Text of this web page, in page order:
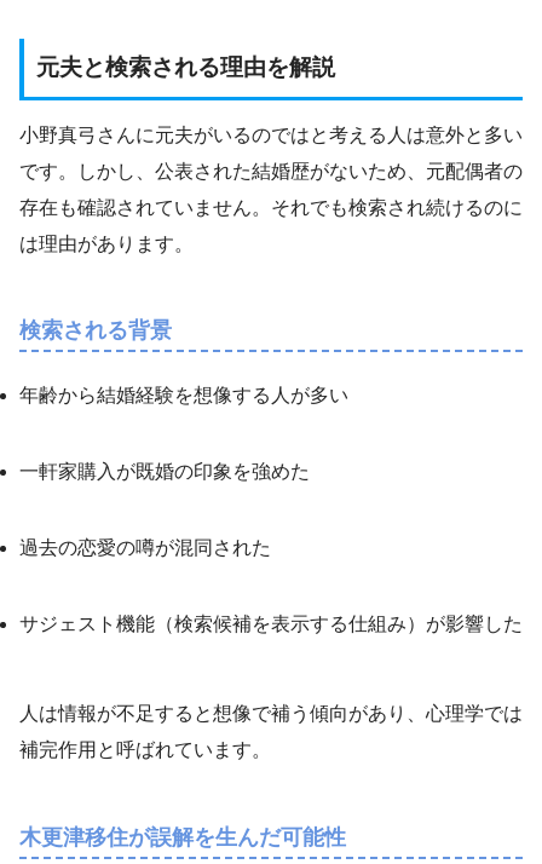
元夫と検索される理由を解説
小野真弓さんに元夫がいるのではと考える人は意外と多い
です。しかし、公表された結婚歴がないため、元配偶者の
存在も確認されていません。それでも検索され続けるのに
は理由があります。
検索される背景
年齢から結婚経験を想像する人が多い
一軒家購入が既婚の印象を強めた
過去の恋愛の噂が混同された
サジェスト機能（検索候補を表示する仕組み）が影響した
人は情報が不足すると想像で補う傾向があり、心理学では
補完作用と呼ばれています。
木更津移住が誤解を生んだ可能性